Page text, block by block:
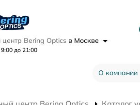
Bering Optics в Москве
до 21:00
О компании